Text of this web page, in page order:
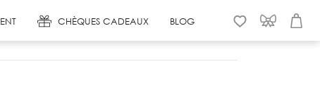
CHÈQUES CADEAUX BLOG